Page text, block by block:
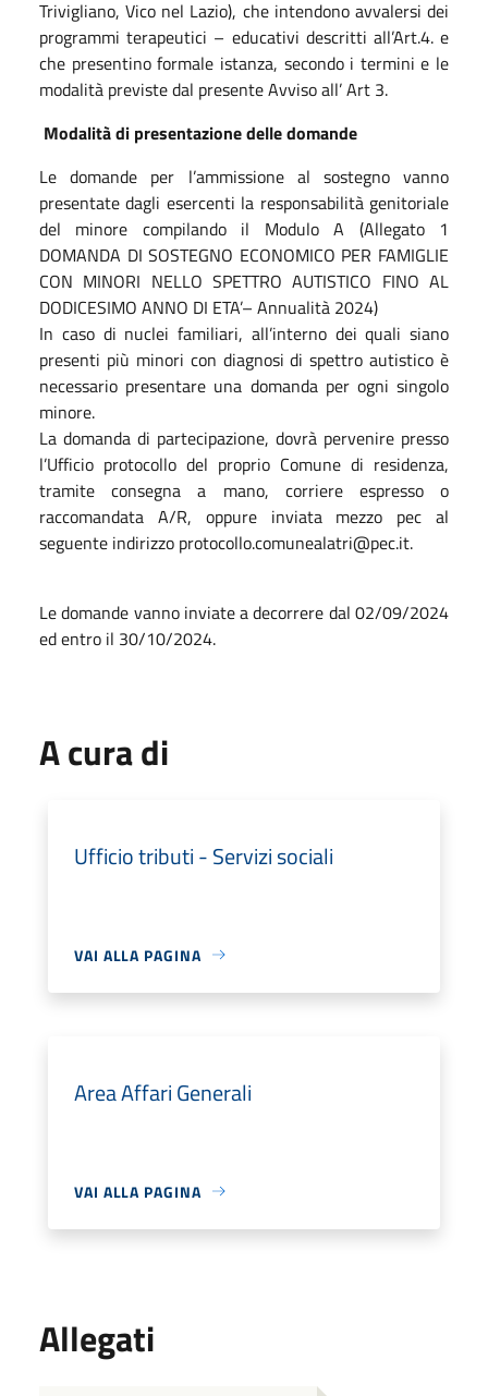
Trivigliano, Vico nel Lazio), che intendono avvalersi dei
programmi terapeutici – educativi descritti all’Art.4. e
che presentino formale istanza, secondo i termini e le
modalità previste dal presente Avviso all’ Art 3.
Modalità di presentazione delle domande
Le domande per l’ammissione al sostegno vanno
presentate dagli esercenti la responsabilità genitoriale
del minore compilando il Modulo A (Allegato 1
DOMANDA DI SOSTEGNO ECONOMICO PER FAMIGLIE
CON MINORI NELLO SPETTRO AUTISTICO FINO AL
DODICESIMO ANNO DI ETA’– Annualità 2024)
In caso di nuclei familiari, all’interno dei quali siano
presenti più minori con diagnosi di spettro autistico è
necessario presentare una domanda per ogni singolo
minore.
La domanda di partecipazione, dovrà pervenire presso
l’Ufficio protocollo del proprio Comune di residenza,
tramite consegna a mano, corriere espresso o
raccomandata A/R, oppure inviata mezzo pec al
seguente indirizzo protocollo.comunealatri@pec.it.
Le domande vanno inviate a decorrere dal 02/09/2024
ed entro il 30/10/2024.
A cura di
Ufficio tributi - Servizi sociali
VAI ALLA PAGINA
Area Affari Generali
VAI ALLA PAGINA
Allegati